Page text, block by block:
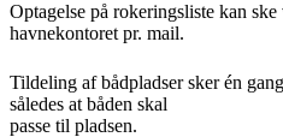
Optagelse på rokeringsliste kan
havnekontoret pr. mail.
Tildeling af bådpladser sker én
således at båden skal
passe til pladsen.